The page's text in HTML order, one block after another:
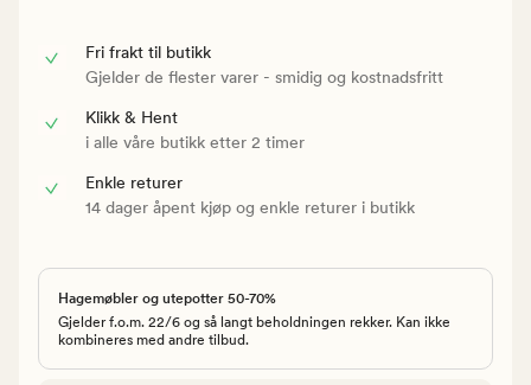
Fri frakt til butikk
Gjelder de flester varer - smidig og kostnadsfritt
Klikk & Hent
i alle våre butikk etter 2 timer
Enkle returer
14 dager åpent kjøp og enkle returer i butikk
Hagemøbler og utepotter 50-70%
Gjelder f.o.m. 22/6 og så langt beholdningen rekker. Kan ikke
kombineres med andre tilbud.